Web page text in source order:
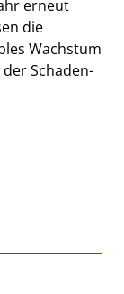
erneut
die
Wachstum
Schaden-